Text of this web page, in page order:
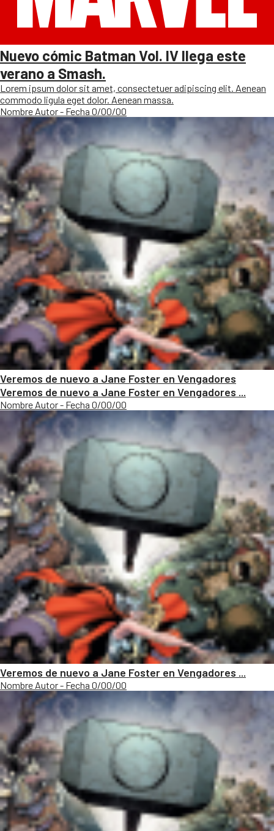
Nuevo cómic Batman Vol. IV llega este
verano a Smash.
Lorem ipsum dolor sit amet, consectetuer adipiscing elit. Aenean
commodo ligula eget dolor. Aenean massa.
Nombre Autor - Fecha 0/00/00
Veremos de nuevo a Jane Foster en Vengadores
Veremos de nuevo a Jane Foster en Vengadores ...
Nombre Autor - Fecha 0/00/00
Veremos de nuevo a Jane Foster en Vengadores ...
Nombre Autor - Fecha 0/00/00